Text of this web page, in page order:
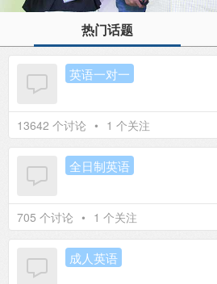
热门话题
英语一对一
13642 个讨论 • 1 个关注
全日制英语
705 个讨论 • 1 个关注
成人英语